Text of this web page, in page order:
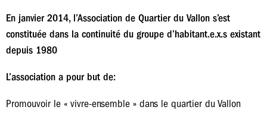
En janvier 2014, l’Association de Quartier du Vallon s’est
constituée dans la continuité du groupe d’habitant.e.x.s existant
depuis 1980
L’association a pour but de:
Promouvoir le « vivre-ensemble » dans le quartier du Vallon